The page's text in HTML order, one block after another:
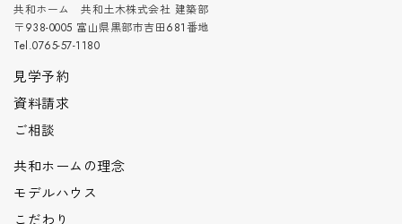
共和ホーム 共和土木株式会社 建築部
〒938-0005 富山県黒部市吉田681番地
Tel.0765-57-1180
見学予約
資料請求
ご相談
共和ホームの理念
モデルハウス